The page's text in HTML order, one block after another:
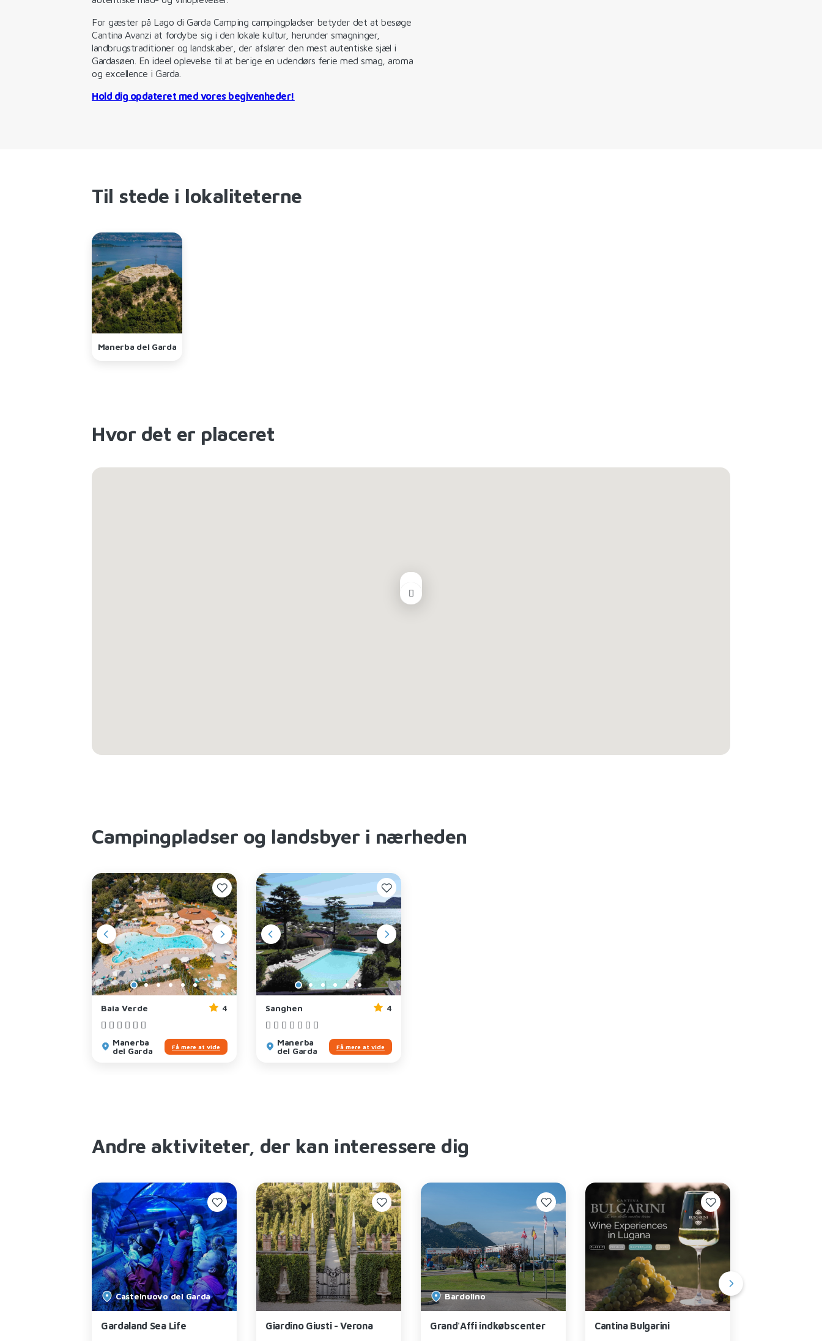
For gæster på Lago di Garda Camping campingpladser betyder det at besøge
Cantina Avanzi at fordybe sig i den lokale kultur, herunder smagninger,
landbrugstraditioner og landskaber, der afslører den mest autentiske sjæl i
Gardasøen. En ideel oplevelse til at berige en udendørs ferie med smag, aroma
og excellence i Garda.
Hold dig opdateret med vores begivenheder!
Til stede i lokaliteterne
Manerba del Garda
Hvor det er placeret
Campingpladser og landsbyer i nærheden
Baia Verde 4
Manerba
del Garda
Få mere at vide
Sanghen 4
Manerba
del Garda
Få mere at vide
Andre aktiviteter, der kan interessere dig
Castelnuovo del Garda
Gardaland Sea Life Giardino Giusti - Verona
Bardolino
Grand'Affi indkøbscenter Cantina Bulgarini